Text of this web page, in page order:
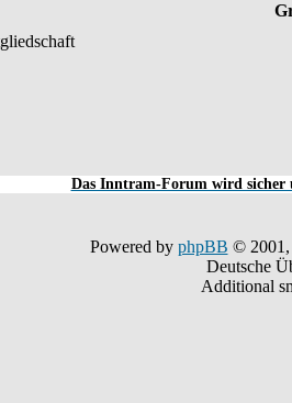
Das Inntram-Forum wird sicher
Powered by phpBB © 2001,
Deutsche
Additional